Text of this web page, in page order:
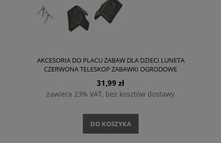
AKCESORIA DO PLACU ZABAW DLA DZIECI LUNETA
CZERWONA TELESKOP ZABAWKI OGRODOWE
31,99 zł
zawiera 23% VAT, bez kosztów dostawy
DO KOSZYKA